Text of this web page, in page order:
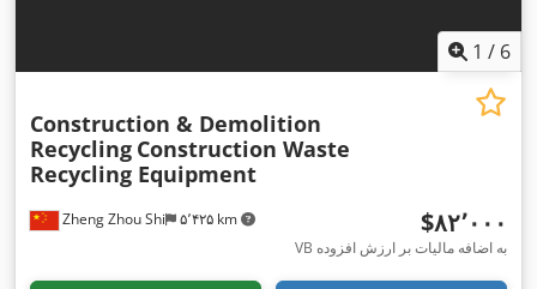
1 / 6
Zheng Zhou Shi ۵٬۴۲۵ km
Construction & Demolition
Recycling Construction Waste
Recycling Equipment
‎$۸۲٬۰۰۰
VB به اضافه مالیات بر ارزش افزوده